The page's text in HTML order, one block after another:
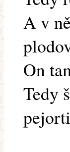
A v
On
Tedy